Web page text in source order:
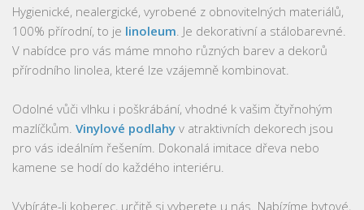
Hygienické, nealergické, vyrobené z obnovitelných materiálů,
100% přírodní, to je linoleum . Je dekorativní a stálobarevné.
V nabídce pro vás máme mnoho různých barev a dekorů
přírodního linolea, které lze vzájemně kombinovat.
Odolné vůči vlhku i poškrábání, vhodné k vašim čtyřnohým
mazlíčkům. Vinylové podlahy v atraktivních dekorech jsou
pro vás ideálním řešením. Dokonalá imitace dřeva nebo
kamene se hodí do každého interiéru.
Vybíráte-li koberec, určitě si vyberete u nás. Nabízíme bytové,